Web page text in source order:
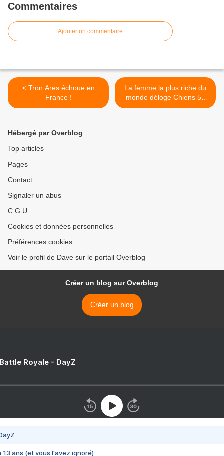
Commentaires
Ajouter un commentaire
< Tron Ares échoue en
France !
La femme la plus riche du
monde déloge Chiens 51
en France >
Hébergé par Overblog
Top articles
Pages
Contact
Signaler un abus
C.G.U.
Cookies et données personnelles
Préférences cookies
Voir le profil de Dave sur le portail Overblog
Créer un blog sur Overblog
Créer un blog
Royale - DayZ
13 ans (et vous l'avez ignoré)